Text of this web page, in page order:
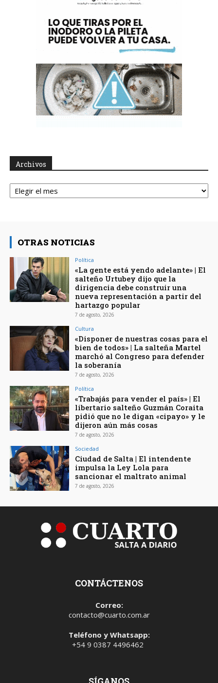
Archivos
Archivos
OTRAS NOTICIAS
Política
«La gente está yendo adelante» | El
salteño Urtubey dijo que la
dirigencia debe construir una
nueva representación a partir del
hartazgo popular
7 de agosto, 2026
Cultura
«Disponer de nuestras cosas para el
bien de todos» | La salteña Martel
marchó al Congreso para defender
la soberanía
7 de agosto, 2026
Política
«Trabajás para vender el país» | El
libertario salteño Guzmán Coraita
pidió que no le digan «cipayo» y le
dijeron aún más cosas
7 de agosto, 2026
Sociedad
Ciudad de Salta | El intendente
impulsa la Ley Lola para
sancionar el maltrato animal
7 de agosto, 2026
CONTÁCTENOS
Correo:
contacto@cuarto.com.ar
Teléfono y Whatsapp:
+54 9 0387 4496462